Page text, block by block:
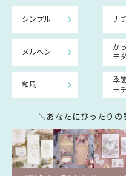
シンプル ナ
メルヘン
か
モ
和風
季
モ
＼あなたにぴったり